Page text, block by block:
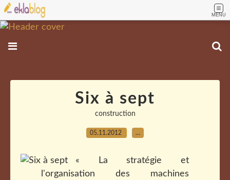
MENU
Six à sept
construction
05.11.2012 …
« La stratégie et
l'organisation des machines